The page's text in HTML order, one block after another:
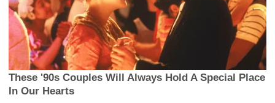
These '90s Couples Will Always Hold A Special Place
In Our Hearts